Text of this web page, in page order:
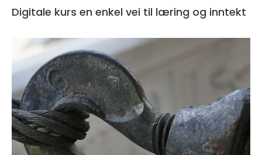
Digitale kurs en enkel vei til læring og inntekt